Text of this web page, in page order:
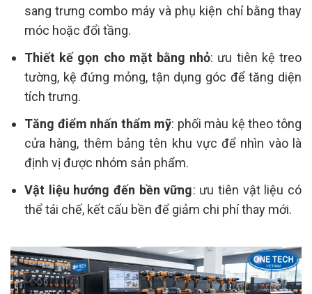
sang trưng combo máy và phụ kiện chỉ bằng thay
móc hoặc đổi tầng.
Thiết kế gọn cho mặt bằng nhỏ: ưu tiên kệ treo
tường, kệ đứng mỏng, tận dụng góc để tăng diện
tích trưng.
Tăng điểm nhấn thẩm mỹ: phối màu kệ theo tông
cửa hàng, thêm bảng tên khu vực để nhìn vào là
định vị được nhóm sản phẩm.
Vật liệu hướng đến bền vững: ưu tiên vật liệu có
thể tái chế, kết cấu bền để giảm chi phí thay mới.